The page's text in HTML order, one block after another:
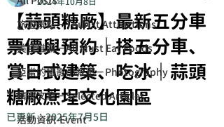
旅遊景點－Tourist Attractions
美食推薦－All Must Eat Foods
亞當的攝影小教室－Photography
精選文章－Selected Articles
活動資訊-Event
【蒜頭糖廠】最新五分車
票價與預約｜搭五分車、
賞日式建築、吃冰｜蒜頭
糖廠蔗埕文化園區
已更新：2025年7月5日